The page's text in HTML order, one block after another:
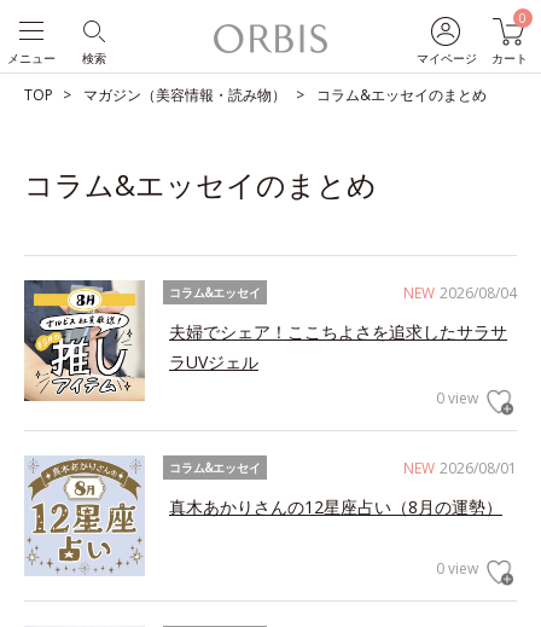
マイページ
0
カート
検索
メニュー
TOP マガジン（美容情報・読み物） コラム&エッセイのまとめ
コラム&エッセイのまとめ
NEW 2026/08/04
コラム&エッセイ
夫婦でシェア！ここちよさを追求したサラサ
ラUVジェル
0 view
NEW 2026/08/01
コラム&エッセイ
真木あかりさんの12星座占い（8月の運勢）
0 view